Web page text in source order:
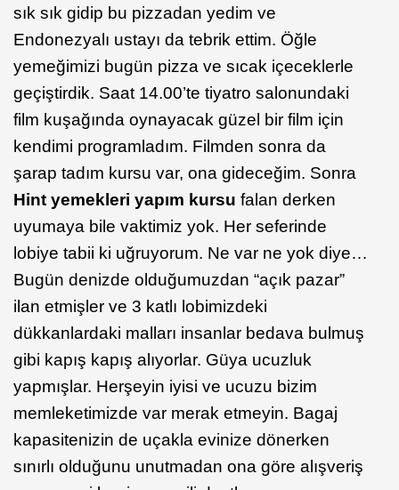
sık sık gidip bu pizzadan yedim ve
Endonezyalı ustayı da tebrik ettim. Öğle
yemeğimizi bugün pizza ve sıcak içeceklerle
geçiştirdik. Saat 14.00’te tiyatro salonundaki
film kuşağında oynayacak güzel bir film için
kendimi programladım. Filmden sonra da
şarap tadım kursu var, ona gideceğim. Sonra
Hint yemekleri yapım kursu falan derken
uyumaya bile vaktimiz yok. Her seferinde
lobiye tabii ki uğruyorum. Ne var ne yok diye…
Bugün denizde olduğumuzdan “açık pazar”
ilan etmişler ve 3 katlı lobimizdeki
dükkanlardaki malları insanlar bedava bulmuş
gibi kapış kapış alıyorlar. Güya ucuzluk
yapmışlar. Herşeyin iyisi ve ucuzu bizim
memleketimizde var merak etmeyin. Bagaj
kapasitenizin de uçakla evinize dönerken
sınırlı olduğunu unutmadan ona göre alışveriş